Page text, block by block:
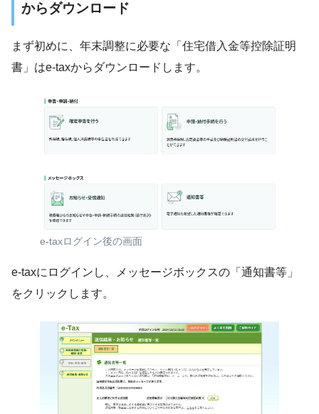
からダウンロード
まず初めに、年末調整に必要な「住宅借入金等控除証明
書」はe-taxからダウンロードします。
e-taxログイン後の画面
e-taxにログインし、メッセージボックスの「通知書等」
をクリックします。